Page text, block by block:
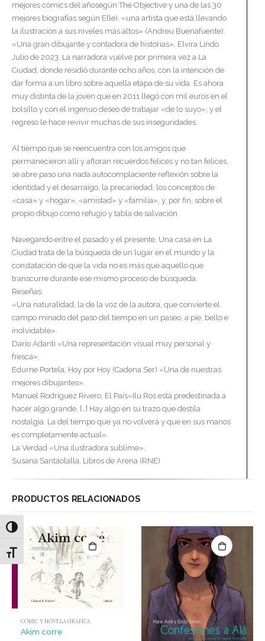
Alternar alto contraste
Alternar tamaño de letra
mejores cómics del añosegún The Objective y una de las 30
mejores biografías según Elle), «una artista que está llevando
la ilustración a sus niveles más altos» (Andreu Buenafuente).
«Una gran dibujante y contadora de historias». Elvira Lindo
Julio de 2023. La narradora vuelve por primera vez a La
Ciudad, donde residió durante ocho años, con la intención de
dar forma a un libro sobre aquella etapa de su vida. Es ahora
muy distinta de la joven que en 2011 llegó con mil euros en el
bolsillo y con el ingenuo deseo de trabajar «de lo suyo», y el
regreso le hace revivir muchas de sus inseguridades.
Al tiempo que se reencuentra con los amigos que
permanecieron allí y afloran recuerdos felices y no tan felices,
se abre paso una nada autocomplaciente reflexión sobre la
identidad y el desarraigo, la precariedad, los conceptos de
«casa» y «hogar», «amistad» y «familia», y, por fin, sobre el
propio dibujo como refugio y tabla de salvación.
Navegando entre el pasado y el presente, Una casa en La
Ciudad trata de la búsqueda de un lugar en el mundo y la
constatación de que la vida no es más que aquello que
transcurre durante ese mismo proceso de búsqueda.
Reseñas:
«Una naturalidad, la de la voz de la autora, que convierte el
campo minado del paso del tiempo en un paseo, a pie, bello e
inolvidable».
Darío Adanti «Una representación visual muy personal y
fresca».
Edurne Portela, Hoy por Hoy (Cadena Ser) «Una de nuestras
mejores dibujantes».
Manuel Rodríguez Rivero, El País«Ilu Ros está predestinada a
hacer algo grande. […] Hay algo en su trazo que destila
nostalgia. La del tiempo que ya no volverá y que en sus manos
es completamente actual».
La Verdad «Una ilustradora sublime».
Susana Santaolalla, Libros de Arena (RNE)
PRODUCTOS RELACIONADOS
CÓMIC Y NOVELA GRÁFICA
Akim corre